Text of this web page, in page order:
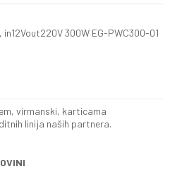
in12Vout220V 300W EG-PWC300-01
virmanski, karticama
linija naših partnera.